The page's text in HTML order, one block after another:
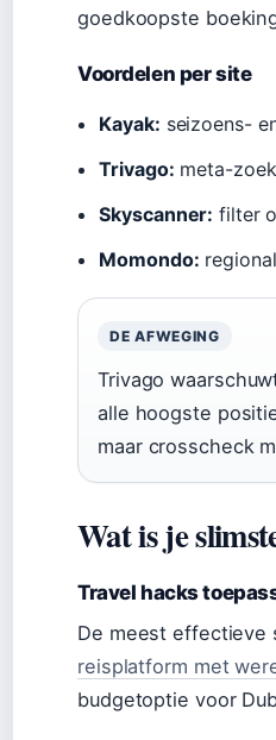
goedkoopste
Voordelen per site
Kayak: seizoens-
Trivago: meta-
Skyscanner: filter
Momondo:
DE AFWEGING
Trivago
alle hoogste
maar crosscheck
Wat is je
Travel hacks
De meest
reisplatform met
budgetoptie voor